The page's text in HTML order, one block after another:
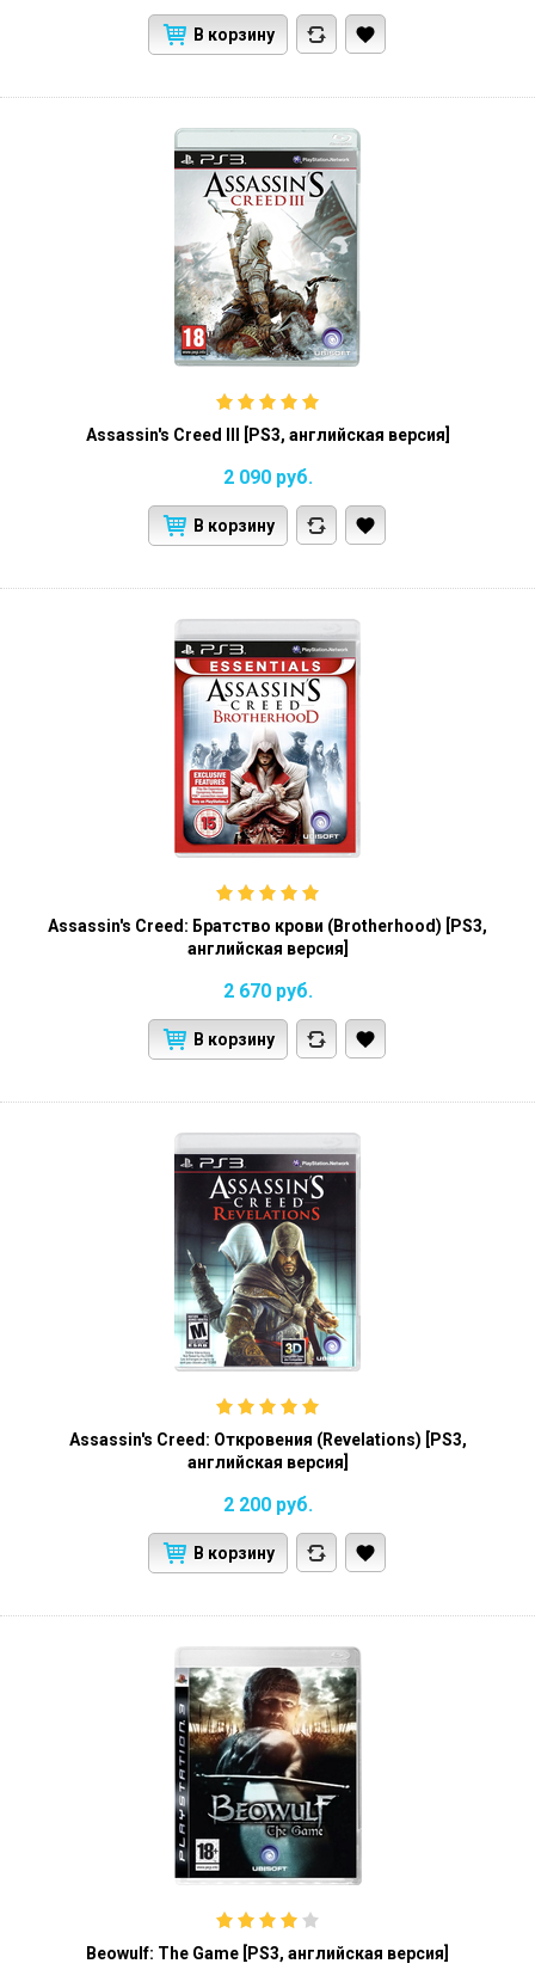
В корзину
Assassin's Creed III [PS3, английская версия]
2 090 руб.
В корзину
Assassin's Creed: Братство крови (Brotherhood) [PS3,
английская версия]
2 670 руб.
В корзину
Assassin's Creed: Откровения (Revelations) [PS3,
английская версия]
2 200 руб.
В корзину
Beowulf: The Game [PS3, английская версия]